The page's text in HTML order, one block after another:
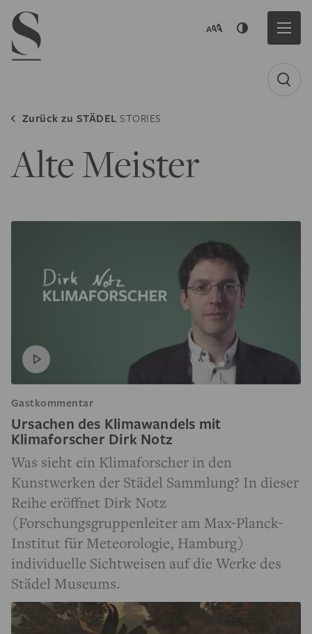
Navigation menu
Zurück zu STÄDEL STORIES
Alte Meister
Gastkommentar
Ursachen des Klimawandels mit
Klimaforscher Dirk Notz
Was sieht ein Klimaforscher in den
Kunstwerken der Städel Sammlung? In dieser
Reihe eröffnet Dirk Notz
(Forschungsgruppenleiter am Max-Planck-
Institut für Meteorologie, Hamburg)
individuelle Sichtweisen auf die Werke des
Städel Museums.